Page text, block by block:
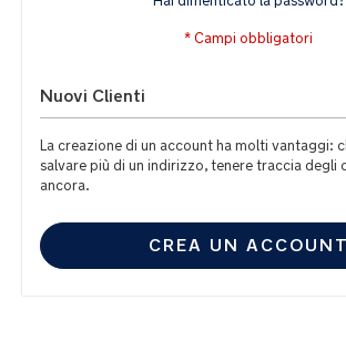
Nuovi Clienti
La creazione di un account ha molti vantaggi:
salvare più di un indirizzo, tenere traccia degli
ancora.
CREA UN ACCOUNT